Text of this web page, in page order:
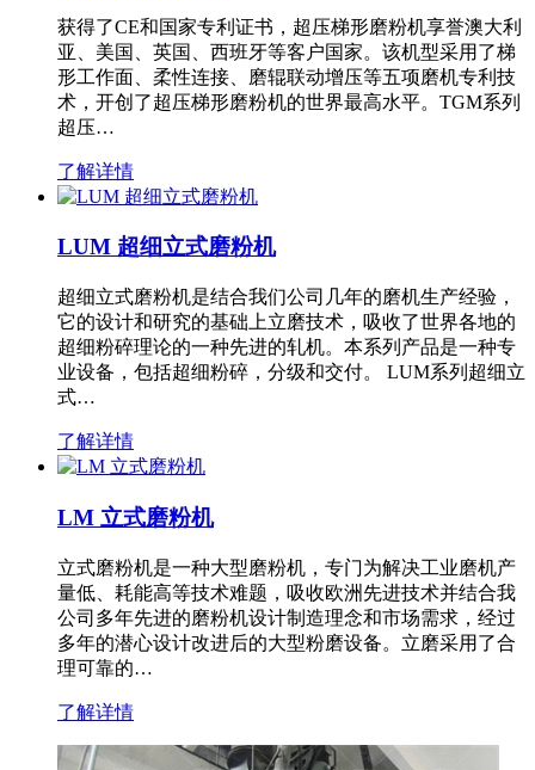
获得了CE和国家专利证书，超压梯形磨粉机享誉澳大利
亚、美国、英国、西班牙等客户国家。该机型采用了梯
形工作面、柔性连接、磨辊联动增压等五项磨机专利技
术，开创了超压梯形磨粉机的世界最高水平。TGM系列
超压…
了解详情
LUM 超细立式磨粉机
超细立式磨粉机是结合我们公司几年的磨机生产经验，
它的设计和研究的基础上立磨技术，吸收了世界各地的
超细粉碎理论的一种先进的轧机。本系列产品是一种专
业设备，包括超细粉碎，分级和交付。 LUM系列超细立
式…
了解详情
LM 立式磨粉机
立式磨粉机是一种大型磨粉机，专门为解决工业磨机产
量低、耗能高等技术难题，吸收欧洲先进技术并结合我
公司多年先进的磨粉机设计制造理念和市场需求，经过
多年的潜心设计改进后的大型粉磨设备。立磨采用了合
理可靠的…
了解详情